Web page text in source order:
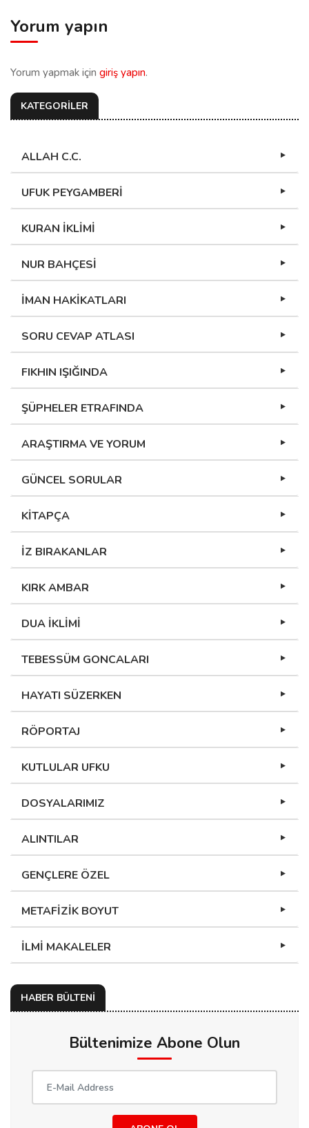
Yorum yapın
Yorum yapmak için giriş yapın.
KATEGORİLER
ALLAH C.C.
UFUK PEYGAMBERİ
KURAN İKLİMİ
NUR BAHÇESİ
İMAN HAKİKATLARI
SORU CEVAP ATLASI
FIKHIN IŞIĞINDA
ŞÜPHELER ETRAFINDA
ARAŞTIRMA VE YORUM
GÜNCEL SORULAR
KİTAPÇA
İZ BIRAKANLAR
KIRK AMBAR
DUA İKLİMİ
TEBESSÜM GONCALARI
HAYATI SÜZERKEN
RÖPORTAJ
KUTLULAR UFKU
DOSYALARIMIZ
ALINTILAR
GENÇLERE ÖZEL
METAFİZİK BOYUT
İLMİ MAKALELER
HABER BÜLTENİ
Bültenimize Abone Olun